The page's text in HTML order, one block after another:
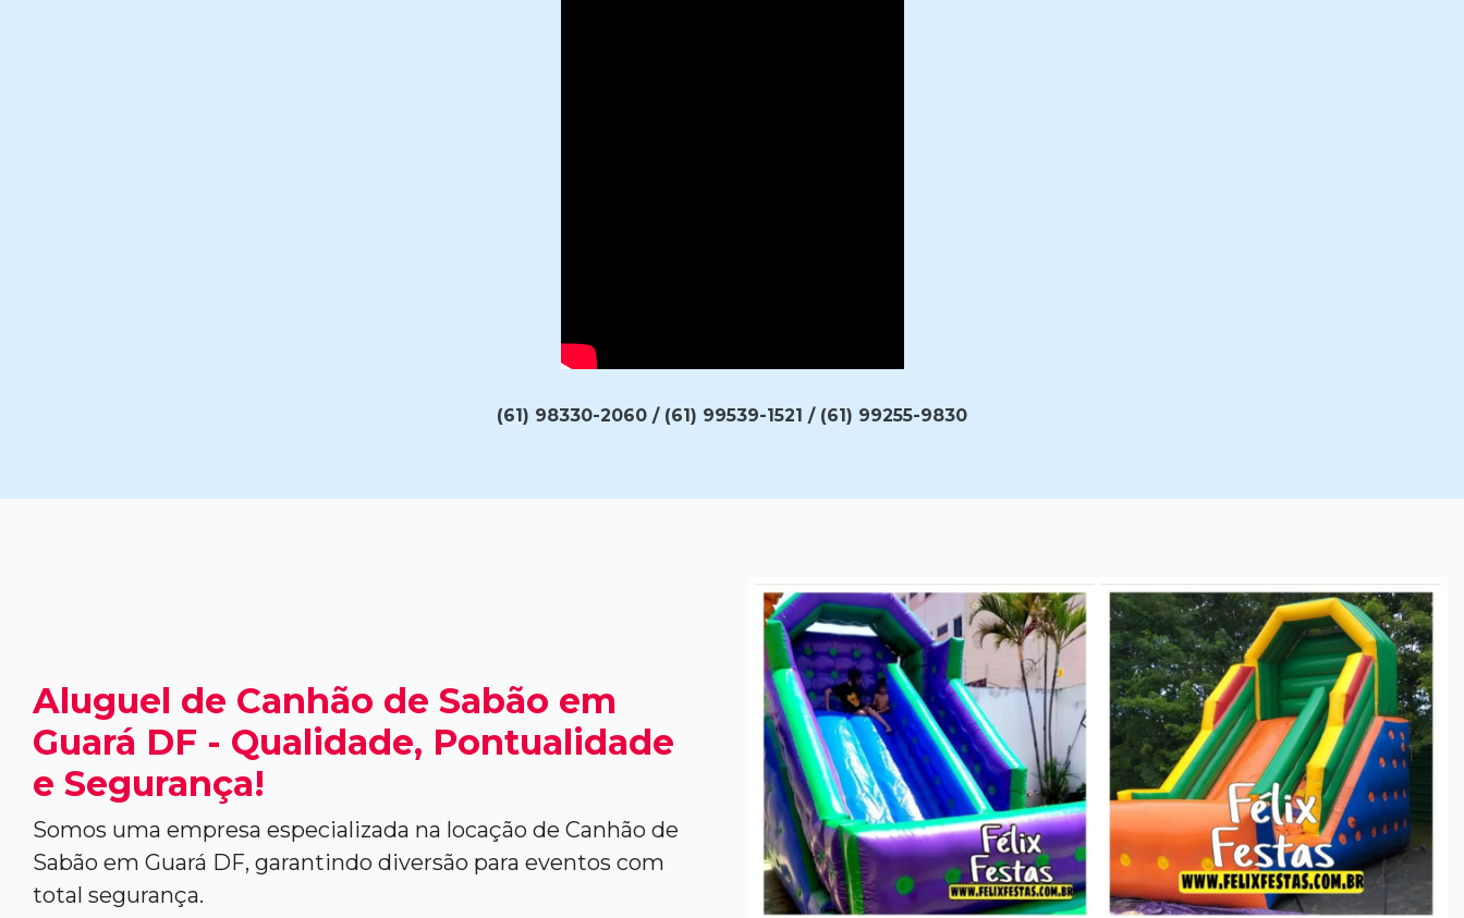
(61) 98330-2060 / (61) 99539-1521 / (61) 99255-9830
Aluguel de Canhão de Sabão em
Guará DF - Qualidade, Pontualidade
e Segurança!
Somos uma empresa especializada na locação de Canhão de
Sabão em Guará DF, garantindo diversão para eventos com
total segurança.